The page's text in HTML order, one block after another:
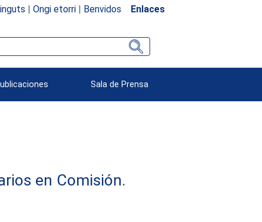
| Ongi etorri| Benvidos Enlaces
Sala de Prensa
en Comisión.